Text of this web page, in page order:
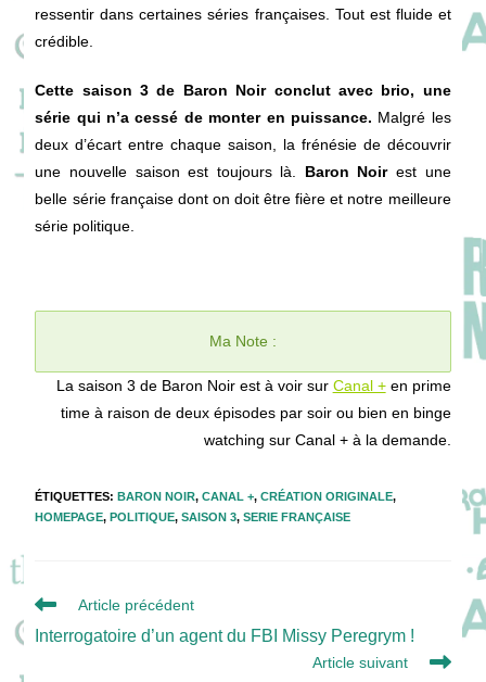
ressentir dans certaines séries françaises. Tout est fluide et
crédible.
Cette saison 3 de Baron Noir conclut avec brio, une
série qui n’a cessé de monter en puissance. Malgré les
deux d’écart entre chaque saison, la frénésie de découvrir
une nouvelle saison est toujours là. Baron Noirest une
belle série française dont on doit être fière et notre meilleure
série politique.
Ma Note :
La saison 3 de Baron Noir est à voir sur Canal +en prime
time à raison de deux épisodes par soir ou bien en binge
watching sur Canal + à la demande.
ÉTIQUETTES:BARON NOIR, CANAL +, CRÉATION ORIGINALE,
HOMEPAGE, POLITIQUE, SAISON 3, SERIE FRANÇAISE
Read
articles
Article précédent
Interrogatoire d’un agent du FBI Missy Peregrym !
Article suivant